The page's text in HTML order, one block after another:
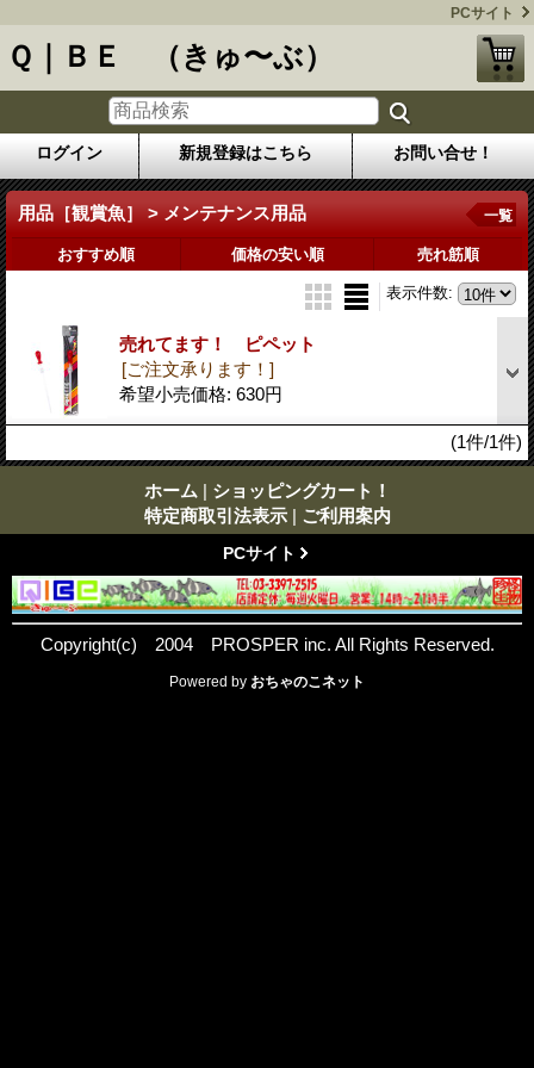
PCサイト
Ｑ｜ＢＥ （きゅ〜ぶ）
ログイン 新規登録はこちら お問い合せ！
用品［観賞魚］ > メンテナンス用品 一覧
おすすめ順 価格の安い順 売れ筋順
表示件数:
売れてます！ ピペット
[ご注文承ります！]
希望小売価格: 630円
(1件/1件)
ホーム | ショッピングカート！
特定商取引法表示 | ご利用案内
PCサイト
Copyright(c) 2004 PROSPER inc. All Rights Reserved.
Powered by おちゃのこネット